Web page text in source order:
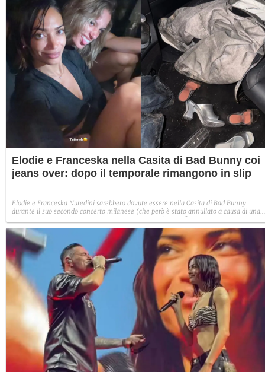
Elodie e Franceska nella Casita di Bad Bunny coi
jeans over: dopo il temporale rimangono in slip
Elodie e Franceska Nuredini sarebbero dovute essere nella Casita di Bad Bunny
durante il suo secondo concerto milanese (che però è stato annullato a causa di una